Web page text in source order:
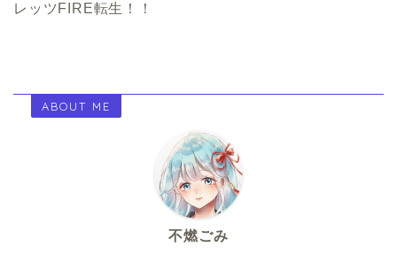
レッツFIRE転生！！
ABOUT ME
不燃ごみ